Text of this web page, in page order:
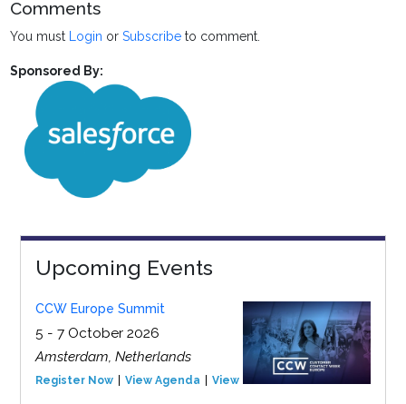
Comments
You must Login orSubscribe to comment.
Sponsored By:
Upcoming Events
CCW Europe Summit
5 - 7 October 2026
Amsterdam, Netherlands
Register Now View Agenda View Event